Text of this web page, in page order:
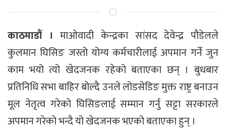
काठमाडौं । माओवादी केन्द्रका सांसद देवेन्द्र पौडेलले
कुलमान घिसिङ जस्तो योग्य कर्मचारीलाई अपमान गर्ने जुन
काम भयो त्यो खेदजनक रहेको बताएका छन् । बुधबार
प्रतिनिधि सभा बाहिर बोल्दै उनले लोडसेडिङ मुक्त राष्ट्र बनाउन
मूल नेतृत्व गरेको घिसिङलाई सम्मान गर्नु सट्टा सरकारले
अपमान गरेको भन्दै यो खेदजनक भएको बताएका हुन् ।